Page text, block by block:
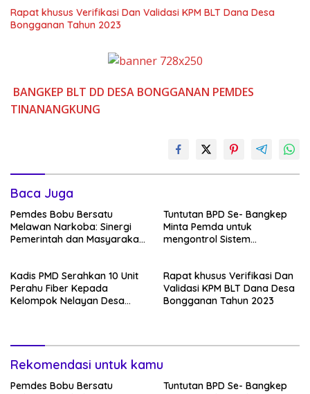
Rapat khusus Verifikasi Dan Validasi KPM BLT Dana Desa
Bongganan Tahun 2023
BANGKEP BLT DD DESA BONGGANAN PEMDES
TINANANGKUNG
Baca Juga
Pemdes Bobu Bersatu
Melawan Narkoba: Sinergi
Pemerintah dan Masyarakat
Tuntutan BPD Se- Bangkep
Minta Pemda untuk
mengontrol Sistem
Kadis PMD Serahkan 10 Unit
Perahu Fiber Kepada
Kelompok Nelayan Desa
Rapat khusus Verifikasi Dan
Validasi KPM BLT Dana Desa
Bongganan Tahun 2023
Rekomendasi untuk kamu
Pemdes Bobu Bersatu
Tuntutan BPD Se- Bangkep